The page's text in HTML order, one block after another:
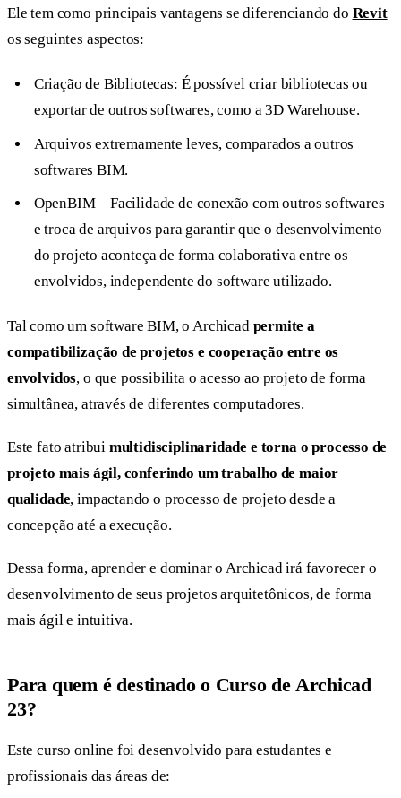
Ele tem como principais vantagens se diferenciando do Revit
os seguintes aspectos:
Criação de Bibliotecas: É possível criar bibliotecas ou
exportar de outros softwares, como a 3D Warehouse.
Arquivos extremamente leves, comparados a outros
softwares BIM.
OpenBIM – Facilidade de conexão com outros softwares
e troca de arquivos para garantir que o desenvolvimento
do projeto aconteça de forma colaborativa entre os
envolvidos, independente do software utilizado.
Tal como um software BIM, o Archicad permite a
compatibilização de projetos e cooperação entre os
envolvidos, o que possibilita o acesso ao projeto de forma
simultânea, através de diferentes computadores.
Este fato atribui multidisciplinaridade e torna o processo de
projeto mais ágil, conferindo um trabalho de maior
qualidade, impactando o processo de projeto desde a
concepção até a execução.
Dessa forma, aprender e dominar o Archicad irá favorecer o
desenvolvimento de seus projetos arquitetônicos, de forma
mais ágil e intuitiva.
Para quem é destinado o Curso de Archicad
23?
Este curso online foi desenvolvido para estudantes e
profissionais das áreas de: